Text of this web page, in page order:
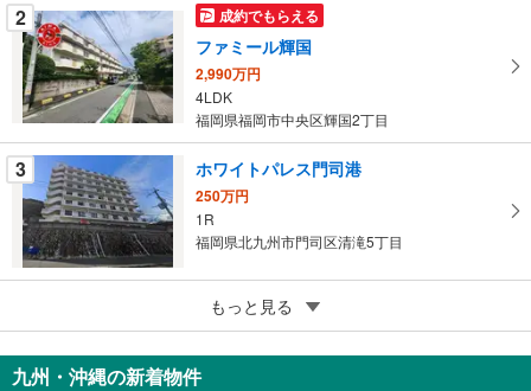
2 成約でもらえる
ファミール輝国
2,990万円
4LDK
福岡県福岡市中央区輝国2丁目
3 ホワイトパレス門司港
250万円
1R
福岡県北九州市門司区清滝5丁目
エステートモア大橋
480万円
1K
福岡県福岡市南区塩原3丁目
もっと見る
九州・沖縄の新着物件